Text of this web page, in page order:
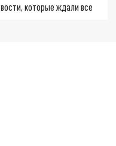
которые ждали все